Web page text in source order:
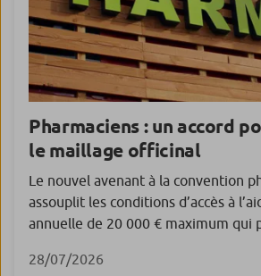
Pharmaciens : un accord
le maillage officinal
Le nouvel avenant à la convention
assouplit les conditions d’accès à
annuelle de 20 000 € maximum qui
dernier, le nouvel avenant (l’avenant
28/07/2026